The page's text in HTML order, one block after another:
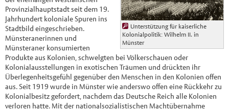
Unterstützung für kaiserliche
Kolonialpolitik: Wilhelm II. in
Münster
Provinzialhauptstadt seit dem 19.
Jahrhundert koloniale Spuren ins
Stadtbild eingeschrieben.
Münsteranerinnen und
Münsteraner konsumierten
Produkte aus Kolonien, schwelgten bei Völkerschauen oder
Kolonialausstellungen in exotischen Träumen und drückten ihr
Überlegenheitsgefühl gegenüber den Menschen in den Kolonien offen
aus. Seit 1919 wurde in Münster wie anderswo offen eine Rückkehr zu
Kolonialbesitz gefordert, nachdem das Deutsche Reich alle Kolonien
verloren hatte. Mit der nationalsozialistischen Machtübernahme